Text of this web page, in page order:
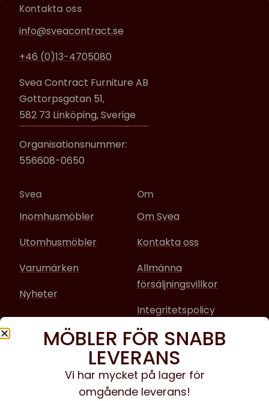
Kontakta oss
info@sveacontract.se
+46 (0)13-4705080
Svea Contract Furniture AB
Gottorpsgatan 51,
582 73 Linköping, Sverige
Organisationsnummer:
556608-0650
Svea
Inomhusmöbler
Utomhusmöbler
Varumärken
Nyheter
Om
Om Svea
Kontakta oss
Allmänna
försäljningsvillkor
Integritetspolicy
Sociala media
Facebook
Instagram
MÖBLER FÖR SNABB
LEVERANS
Vi har mycket på lager för
omgående leverans!